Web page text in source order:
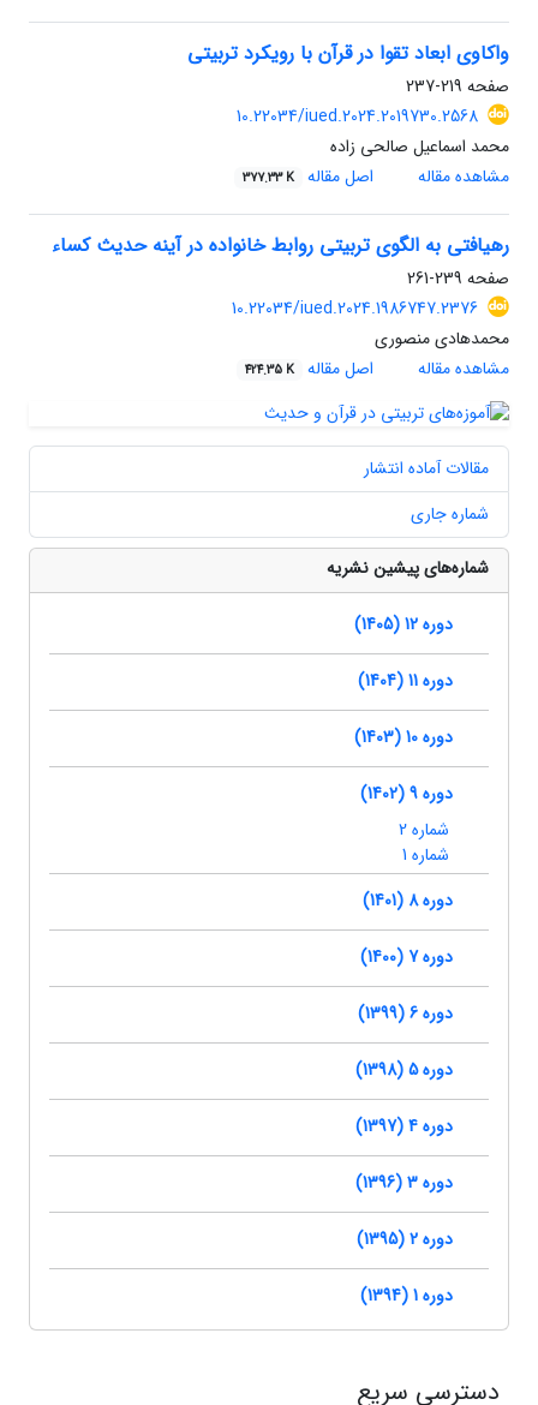
واکاوی ابعاد تقوا در قرآن با رویکرد تربیتی
صفحه 219-237
10.22034/iued.2024.2019730.2568
محمد اسماعیل صالحی زاده
مشاهده مقاله
اصل مقاله 377.33 K
رهیافتی به الگوی تربیتی روابط خانواده در آینه حدیث کساء
صفحه 239-261
10.22034/iued.2024.1986747.2376
محمدهادی منصوری
مشاهده مقاله
اصل مقاله 424.35 K
مقالات آماده انتشار
شماره جاری
شماره‌های پیشین نشریه
دوره 12 (1405)
دوره 11 (1404)
دوره 10 (1403)
دوره 9 (1402)
شماره 2
شماره 1
دوره 8 (1401)
دوره 7 (1400)
دوره 6 (1399)
دوره 5 (1398)
دوره 4 (1397)
دوره 3 (1396)
دوره 2 (1395)
دوره 1 (1394)
دسترسی سریع